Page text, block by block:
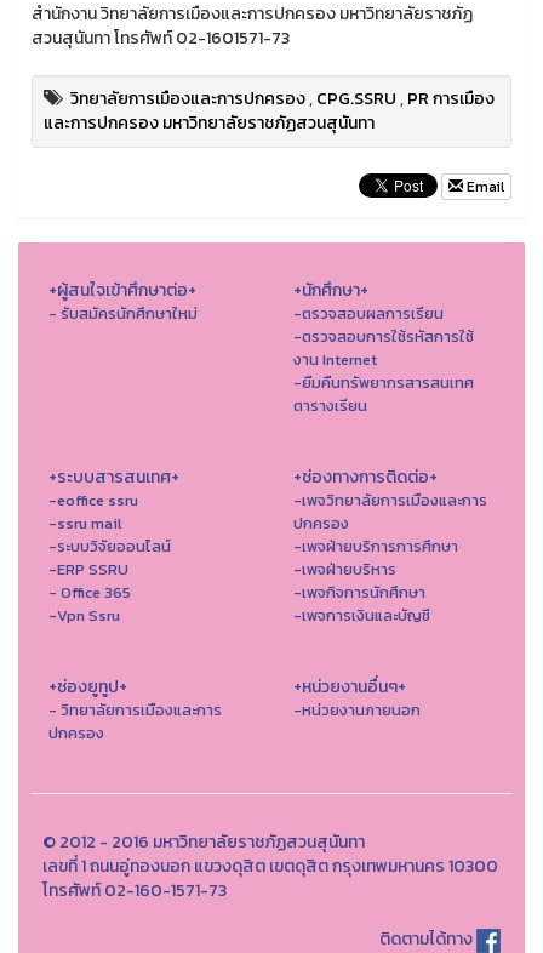
สำนักงาน วิทยาลัยการเมืองและการปกครอง มหาวิทยาลัยราชภัฏ
สวนสุนันทา โทรศัพท์ 02-1601571-73
วิทยาลัยการเมืองและการปกครอง,CPG.SSRU,PR การเมือง
และการปกครอง มหาวิทยาลัยราชภัฏสวนสุนันทา
Email
+ผู้สนใจเข้าศึกษาต่อ+
- รับสมัครนักศึกษาใหม่
+นักศึกษา+
-ตรวจสอบผลการเรียน
-ตรวจสอบการใช้รหัสการใช้
งาน Internet
-ยืมคืนทรัพยากรสารสนเทศ
ตารางเรียน
+ระบบสารสนเทศ+
-eoffice ssru
-ssru mail
-ระบบวิจัยออนไลน์
-ERP SSRU
- Office 365
-Vpn Ssru
+ช่องทางการติดต่อ+
-เพจวิทยาลัยการเมืองและการ
ปกครอง
-เพจฝ่ายบริการการศึกษา
-เพจฝ่ายบริหาร
-เพจกิจการนักศึกษา
-เพจการเงินและบัญชี
+ช่องยูทูป+
- วิทยาลัยการเมืองและการ
ปกครอง
+หน่วยงานอื่นๆ+
-หน่วยงานภายนอก
© 2012 - 2016 มหาวิทยาลัยราชภัฏสวนสุนันทา
เลขที่ 1 ถนนอู่ทองนอก แขวงดุสิต เขตดุสิต กรุงเทพมหานคร 10300
โทรศัพท์ 02-160-1571-73
ติดตามได้ทาง